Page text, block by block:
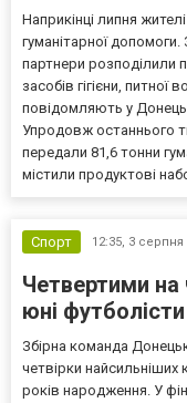
Наприкінці липня
гуманітарної допомоги.
партнери розподілили
засобів гігієни,
повідомляють у
Упродовж останнього
передали 81,6 тонни
містили продуктові
Спорт 12:35, 3 серпня
Четвертими на
юні
Збірна команда
четвірки
років народження. У